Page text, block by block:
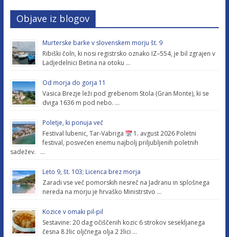
Objave iz blogov
Murterske barke v slovenskem morju št. 9
Ribiški čoln, ki nosi registrsko oznako IZ–554, je bil zgrajen v
Ladjedelnici Betina na otoku …
Od morja do gorja 11
Vasica Brezje leži pod grebenom Stola (Gran Monte), ki se
dviga 1636 m pod nebo. …
Poletje, ki ponuja več
Festival lubenic, Tar-Vabriga
1. avgust 2026 Poletni
festival, posvečen enemu najbolj priljubljenih poletnih
sadežev. …
Leto 9, št. 103; Licenca brez morja
Zaradi vse več pomorskih nesreč na Jadranu in splošnega
nereda na morju je hrvaško Ministrstvo …
Kozice v omaki pil-pil
Sestavine: 20 dag očiščenih kozic 6 strokov sesekljanega
česna 8 žlic oljčnega olja 2 žlici …